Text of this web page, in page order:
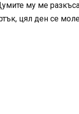
му ме
цял ден се